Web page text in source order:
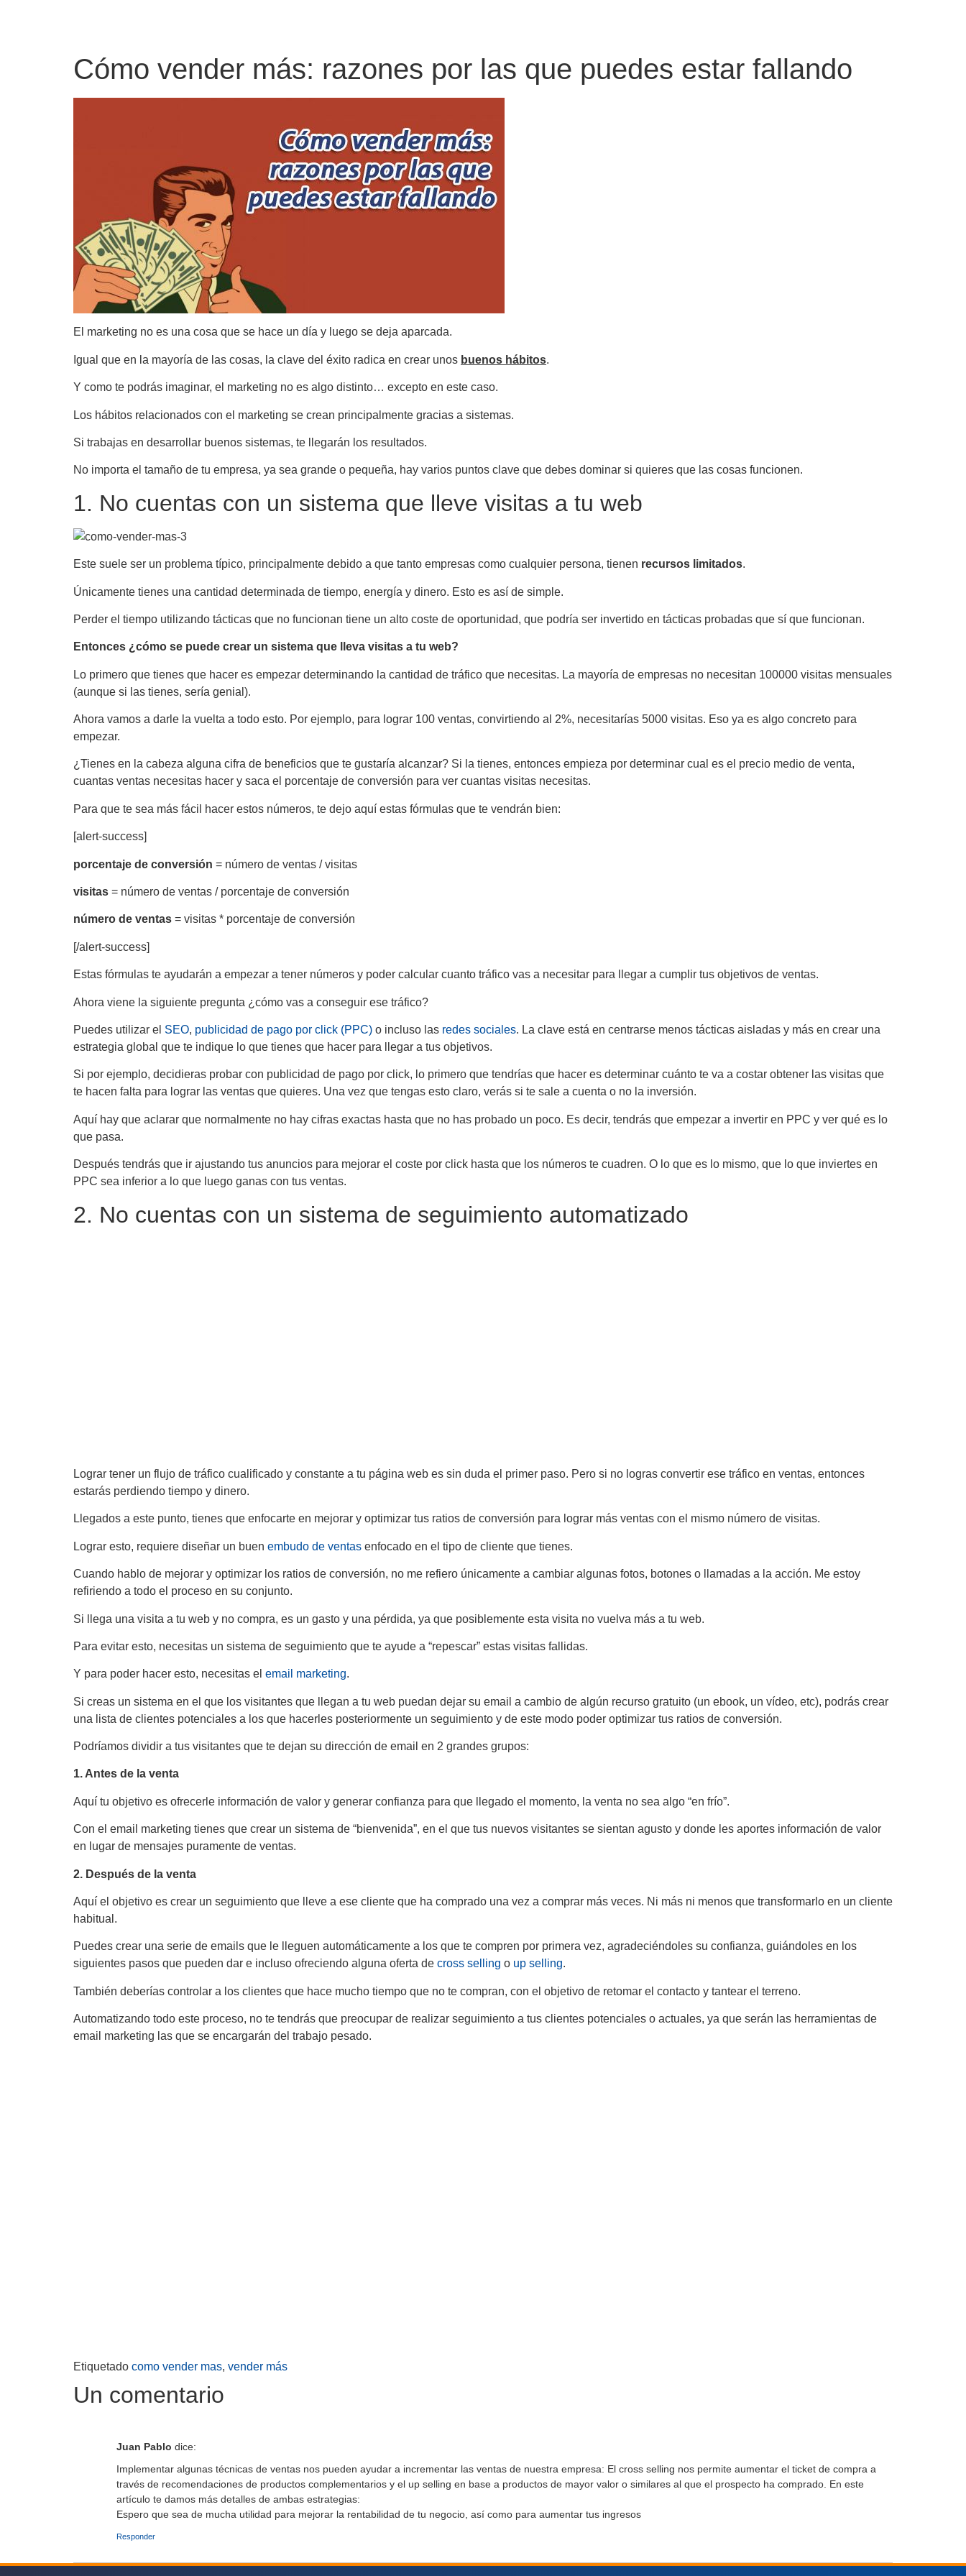
Cómo vender más: razones por las que puedes estar fallando
El marketing no es una cosa que se hace un día y luego se deja aparcada.
Igual que en la mayoría de las cosas, la clave del éxito radica en crear unos buenos hábitos.
Y como te podrás imaginar, el marketing no es algo distinto… excepto en este caso.
Los hábitos relacionados con el marketing se crean principalmente gracias a sistemas.
Si trabajas en desarrollar buenos sistemas, te llegarán los resultados.
No importa el tamaño de tu empresa, ya sea grande o pequeña, hay varios puntos clave que debes dominar si quieres que las cosas funcionen.
1. No cuentas con un sistema que lleve visitas a tu web
Este suele ser un problema típico, principalmente debido a que tanto empresas como cualquier persona, tienen recursos limitados.
Únicamente tienes una cantidad determinada de tiempo, energía y dinero. Esto es así de simple.
Perder el tiempo utilizando tácticas que no funcionan tiene un alto coste de oportunidad, que podría ser invertido en tácticas probadas que sí que funcionan.
Entonces ¿cómo se puede crear un sistema que lleva visitas a tu web?
Lo primero que tienes que hacer es empezar determinando la cantidad de tráfico que necesitas. La mayoría de empresas no necesitan 100000 visitas mensuales
(aunque si las tienes, sería genial).
Ahora vamos a darle la vuelta a todo esto. Por ejemplo, para lograr 100 ventas, convirtiendo al 2%, necesitarías 5000 visitas. Eso ya es algo concreto para
empezar.
¿Tienes en la cabeza alguna cifra de beneficios que te gustaría alcanzar? Si la tienes, entonces empieza por determinar cual es el precio medio de venta,
cuantas ventas necesitas hacer y saca el porcentaje de conversión para ver cuantas visitas necesitas.
Para que te sea más fácil hacer estos números, te dejo aquí estas fórmulas que te vendrán bien:
[alert-success]
porcentaje de conversión = número de ventas / visitas
visitas = número de ventas / porcentaje de conversión
número de ventas = visitas * porcentaje de conversión
[/alert-success]
Estas fórmulas te ayudarán a empezar a tener números y poder calcular cuanto tráfico vas a necesitar para llegar a cumplir tus objetivos de ventas.
Ahora viene la siguiente pregunta ¿cómo vas a conseguir ese tráfico?
Puedes utilizar el SEO, publicidad de pago por click (PPC) o incluso las redes sociales. La clave está en centrarse menos tácticas aisladas y más en crear una
estrategia global que te indique lo que tienes que hacer para llegar a tus objetivos.
Si por ejemplo, decidieras probar con publicidad de pago por click, lo primero que tendrías que hacer es determinar cuánto te va a costar obtener las visitas que
te hacen falta para lograr las ventas que quieres. Una vez que tengas esto claro, verás si te sale a cuenta o no la inversión.
Aquí hay que aclarar que normalmente no hay cifras exactas hasta que no has probado un poco. Es decir, tendrás que empezar a invertir en PPC y ver qué es lo
que pasa.
Después tendrás que ir ajustando tus anuncios para mejorar el coste por click hasta que los números te cuadren. O lo que es lo mismo, que lo que inviertes en
PPC sea inferior a lo que luego ganas con tus ventas.
2. No cuentas con un sistema de seguimiento automatizado
Lograr tener un flujo de tráfico cualificado y constante a tu página web es sin duda el primer paso. Pero si no logras convertir ese tráfico en ventas, entonces
estarás perdiendo tiempo y dinero.
Llegados a este punto, tienes que enfocarte en mejorar y optimizar tus ratios de conversión para lograr más ventas con el mismo número de visitas.
Lograr esto, requiere diseñar un buen embudo de ventas enfocado en el tipo de cliente que tienes.
Cuando hablo de mejorar y optimizar los ratios de conversión, no me refiero únicamente a cambiar algunas fotos, botones o llamadas a la acción. Me estoy
refiriendo a todo el proceso en su conjunto.
Si llega una visita a tu web y no compra, es un gasto y una pérdida, ya que posiblemente esta visita no vuelva más a tu web.
Para evitar esto, necesitas un sistema de seguimiento que te ayude a “repescar” estas visitas fallidas.
Y para poder hacer esto, necesitas el email marketing.
Si creas un sistema en el que los visitantes que llegan a tu web puedan dejar su email a cambio de algún recurso gratuito (un ebook, un vídeo, etc), podrás crear
una lista de clientes potenciales a los que hacerles posteriormente un seguimiento y de este modo poder optimizar tus ratios de conversión.
Podríamos dividir a tus visitantes que te dejan su dirección de email en 2 grandes grupos:
1. Antes de la venta
Aquí tu objetivo es ofrecerle información de valor y generar confianza para que llegado el momento, la venta no sea algo “en frío”.
Con el email marketing tienes que crear un sistema de “bienvenida”, en el que tus nuevos visitantes se sientan agusto y donde les aportes información de valor
en lugar de mensajes puramente de ventas.
2. Después de la venta
Aquí el objetivo es crear un seguimiento que lleve a ese cliente que ha comprado una vez a comprar más veces. Ni más ni menos que transformarlo en un cliente
habitual.
Puedes crear una serie de emails que le lleguen automáticamente a los que te compren por primera vez, agradeciéndoles su confianza, guiándoles en los
siguientes pasos que pueden dar e incluso ofreciendo alguna oferta de cross selling o up selling.
También deberías controlar a los clientes que hace mucho tiempo que no te compran, con el objetivo de retomar el contacto y tantear el terreno.
Automatizando todo este proceso, no te tendrás que preocupar de realizar seguimiento a tus clientes potenciales o actuales, ya que serán las herramientas de
email marketing las que se encargarán del trabajo pesado.
Etiquetado como vender mas, vender más
Un comentario
Juan Pablo dice:
Implementar algunas técnicas de ventas nos pueden ayudar a incrementar las ventas de nuestra empresa: El cross selling nos permite aumentar el ticket de compra a
través de recomendaciones de productos complementarios y el up selling en base a productos de mayor valor o similares al que el prospecto ha comprado. En este
artículo te damos más detalles de ambas estrategias:
Espero que sea de mucha utilidad para mejorar la rentabilidad de tu negocio, así como para aumentar tus ingresos
Responder